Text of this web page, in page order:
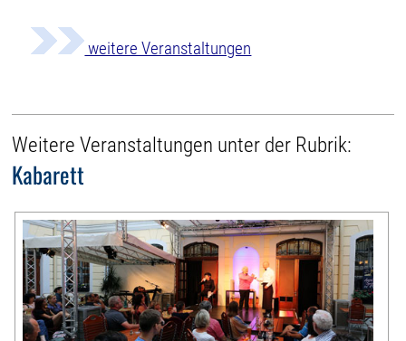
weitere Veranstaltungen
Weitere Veranstaltungen unter der Rubrik:
Kabarett